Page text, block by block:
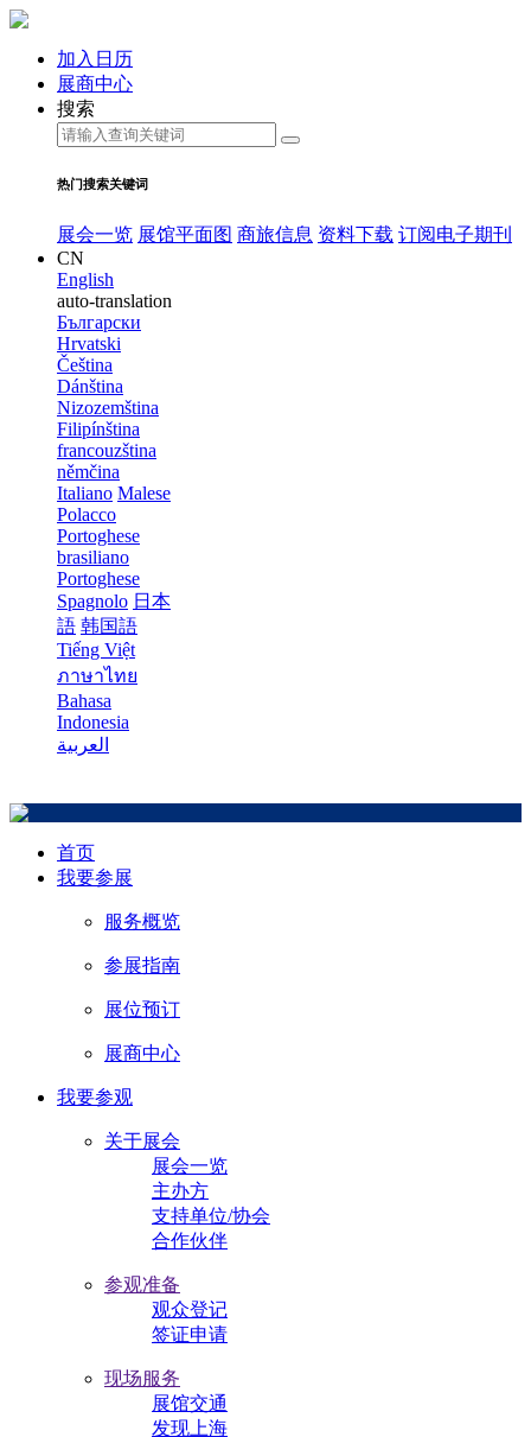
加入日历
展商中心
搜索
热门搜索关键词
展会一览 展馆平面图 商旅信息 资料下载 订阅电子期刊
CN
English
auto-translation
Български
Hrvatski
Čeština
Dánština
Nizozemština
Filipínština
francouzština
němčina
Italiano Malese
Polacco
Portoghese
brasiliano
Portoghese
Spagnolo 日本
語 韩国語
Tiếng Việt
ภาษาไทย
Bahasa
Indonesia
العربية
首页
我要参展
服务概览
参展指南
展位预订
展商中心
我要参观
关于展会
展会一览
主办方
支持单位/协会
合作伙伴
参观准备
观众登记
签证申请
现场服务
展馆交通
发现上海